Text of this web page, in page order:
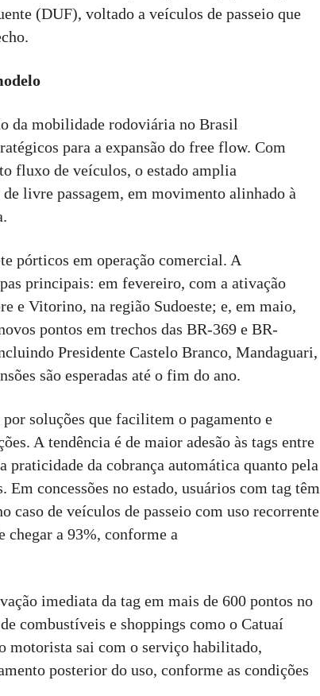
(DUF), voltado a veículos de passeio que
da mobilidade rodoviária no Brasil
para a expansão do free flow. Com
fluxo de veículos, o estado amplia
livre passagem, em movimento alinhado à
pórticos em operação comercial. A
principais: em fevereiro, com a ativação
e Vitorino, na região Sudoeste; e, em maio,
pontos em trechos das BR-369 e BR-
Presidente Castelo Branco, Mandaguari,
são esperadas até o fim do ano.
por soluções que facilitem o pagamento e
A tendência é de maior adesão às tags entre
praticidade da cobrança automática quanto pela
concessões no estado, usuários com tag têm
caso de veículos de passeio com uso recorrente
chegar a 93%, conforme a
imediata da tag em mais de 600 pontos no
combustíveis e shoppings como o Catuaí
motorista sai com o serviço habilitado,
posterior do uso, conforme as condições